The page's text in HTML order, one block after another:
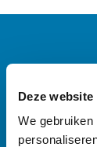
Deze
We